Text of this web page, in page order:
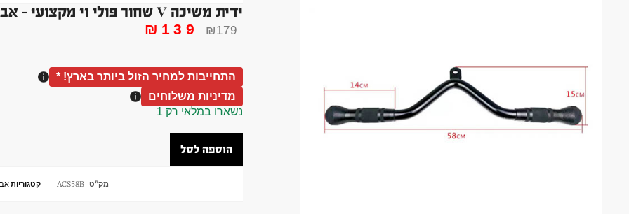
ידית משיכה V שחור פולי וי מקצועי – אביזר לפולי
₪179
₪ 139
התחייבות למחיר הזול ביותר בארץ! *
מדיניות משלוחים
נשארו במלאי רק 1
הוספה לסל
מק"ט ACS58B קטגוריות